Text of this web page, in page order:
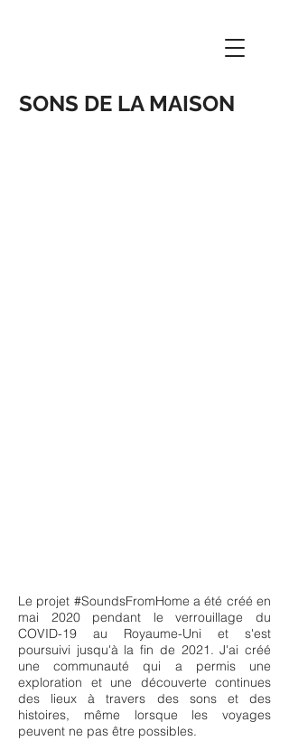
SONS DE LA MAISON
Le projet #SoundsFromHome a été créé en
mai 2020 pendant le verrouillage du
COVID-19 au Royaume-Uni et s'est
poursuivi jusqu'à la fin de 2021. J'ai créé
une communauté qui a permis une
exploration et une découverte continues
des lieux à travers des sons et des
histoires, même lorsque les voyages
peuvent ne pas être possibles.